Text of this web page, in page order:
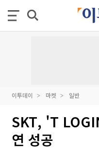
이투데이 마켓 일반
SKT, 'T
연 성공